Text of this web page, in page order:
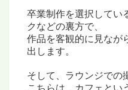
卒業制作を選択してい
クなどの裏方で、
作品を客観的に見なが
出します。
そして、ラウンジでの
こちらは、カフェとい